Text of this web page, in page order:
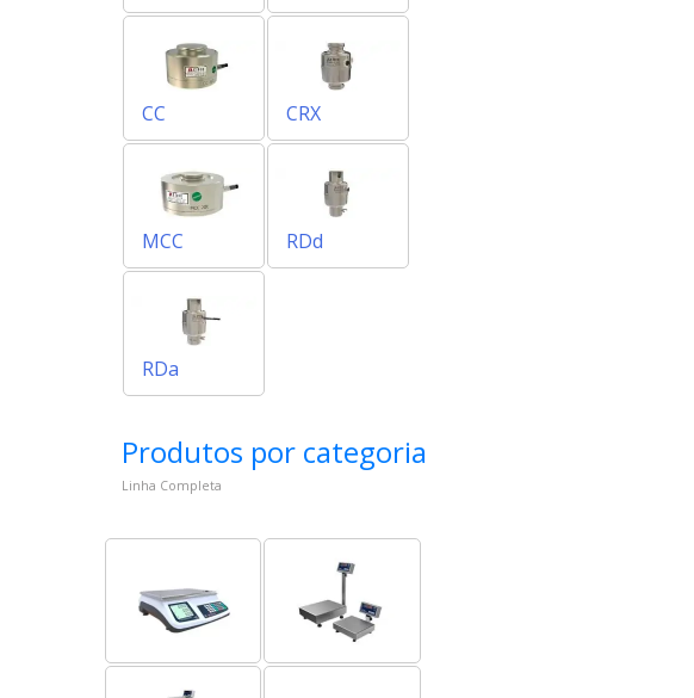
CC CRX
MCC RDd
RDa
Produtos por categoria
Linha Completa